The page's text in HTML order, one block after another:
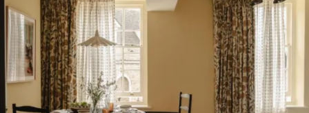
Appartement Design Cabanes
Decoration Noël
Design Suédois En Quelques Photos
Idées Déco En 10 Photos
La Semaine Décoration Et Design
Maison En Ville
Méli-Mélo Suédois
Publi Reportage
Tendance
Interieurs Scandinaves
La Décoration Selon Votre Signe Astrologique